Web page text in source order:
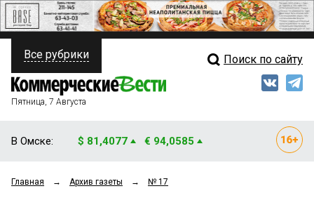
ПОЛИТИКА
ФИНАНСЫ
ОБЩЕСТВО
Свежий выпуск
Все рубрики Поиск по сайту
Пятница, 7 Августа
В Омске: $ 81,4077 € 94,0585
Главная → Архив газеты → № 17